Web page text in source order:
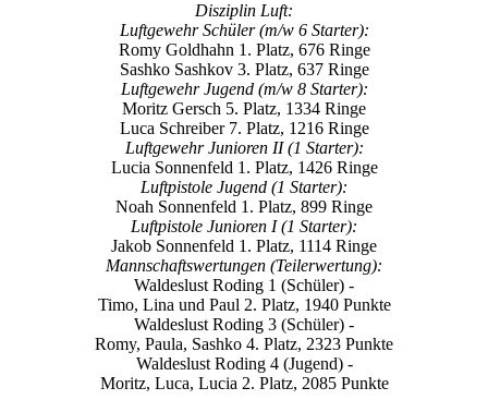
Disziplin Luft:
Luftgewehr Schüler (m/w 6 Starter):
Romy Goldhahn 1. Platz, 676 Ringe
Sashko Sashkov 3. Platz, 637 Ringe
Luftgewehr Jugend (m/w 8 Starter):
Moritz Gersch 5. Platz, 1334 Ringe
Luca Schreiber 7. Platz, 1216 Ringe
Luftgewehr Junioren II (1 Starter):
Lucia Sonnenfeld 1. Platz, 1426 Ringe
Luftpistole Jugend (1 Starter):
Noah Sonnenfeld 1. Platz, 899 Ringe
Luftpistole Junioren I (1 Starter):
Jakob Sonnenfeld 1. Platz, 1114 Ringe
Mannschaftswertungen (Teilerwertung):
Waldeslust Roding 1 (Schüler) -
Timo, Lina und Paul 2. Platz, 1940 Punkte
Waldeslust Roding 3 (Schüler) -
Romy, Paula, Sashko 4. Platz, 2323 Punkte
Waldeslust Roding 4 (Jugend) -
Moritz, Luca, Lucia 2. Platz, 2085 Punkte